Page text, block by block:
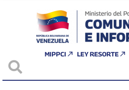
MIPPCI LEY RESORTE